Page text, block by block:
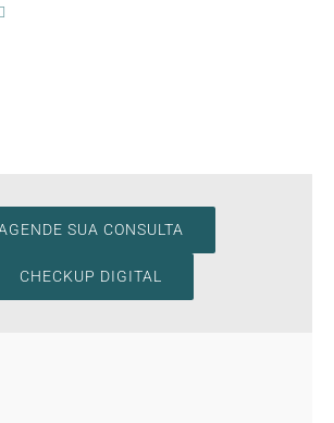
SUA CONSULTA
CHECKUP DIGITAL